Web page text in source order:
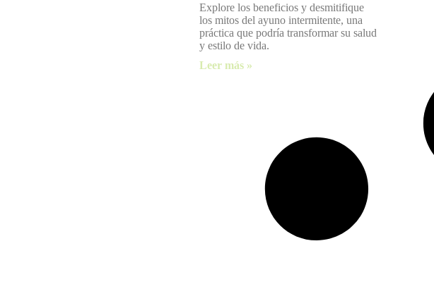
Explore los beneficios y desmitifique
los mitos del ayuno intermitente, una
práctica que podría transformar su salud
y estilo de vida.
Leer más »